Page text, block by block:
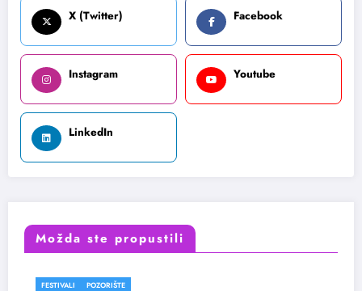
X (Twitter) Facebook
Instagram Youtube
LinkedIn
Možda ste propustili
FESTIVALI POZORIŠTE